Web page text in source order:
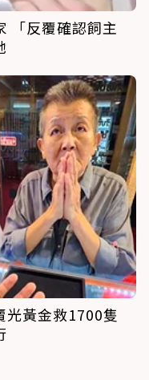
「反覆確認飼主
光黃金救1700隻